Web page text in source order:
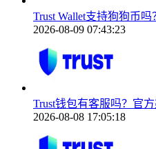
Trust Wallet支持狗狗币
2026-08-09 07:43:23
Trust钱包有客服吗？官
2026-08-08 17:05:18